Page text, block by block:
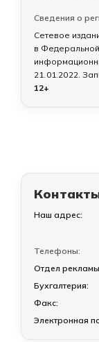
Сведения о
Сетевое
в
21.01.2022.
12+
Наш адрес:
Телефоны:
Отдел
Бухгалтерия:
Факс:
Электронная